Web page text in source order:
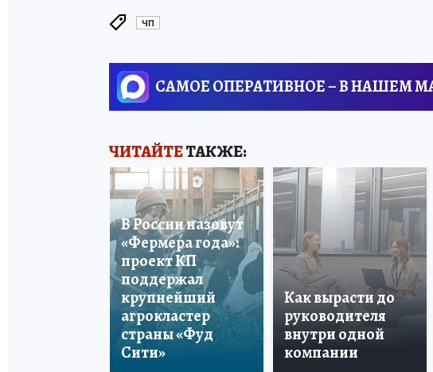
ЧП
САМОЕ ОПЕРАТИВНОЕ – В НАШЕМ
ЧИТАЙТЕТАКЖЕ:
В России назовут
«Фермера года»:
проект КП
поддержал
крупнейший
агрокластер
страны «Фуд
Сити»
Как вырасти до
руководителя
внутри одной
компании